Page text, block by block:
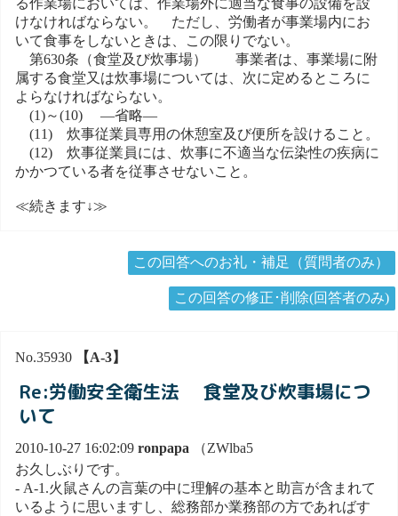
けなければならない。 ただし、労働者が事業場内にお
いて食事をしないときは、この限りでない。
第630条（食堂及び炊事場） 事業者は、事業場に附
属する食堂又は炊事場については、次に定めるところに
よらなければならない。
(1)～(10) ―省略―
(11) 炊事従業員専用の休憩室及び便所を設けること。
(12) 炊事従業員には、炊事に不適当な伝染性の疾病に
かかつている者を従事させないこと。
≪続きます↓≫
この回答へのお礼・補足（質問者のみ）
この回答の修正･削除(回答者のみ)
No.35930 【A-3】
Re:労働安全衛生法 食堂及び炊事場につ
いて
2010-10-27 16:02:09 ronpapa （ZWlba5
お久しぶりです。
- A-1.火鼠さんの言葉の中に理解の基本と助言が含まれて
いるように思いますし、総務部か業務部の方であればす